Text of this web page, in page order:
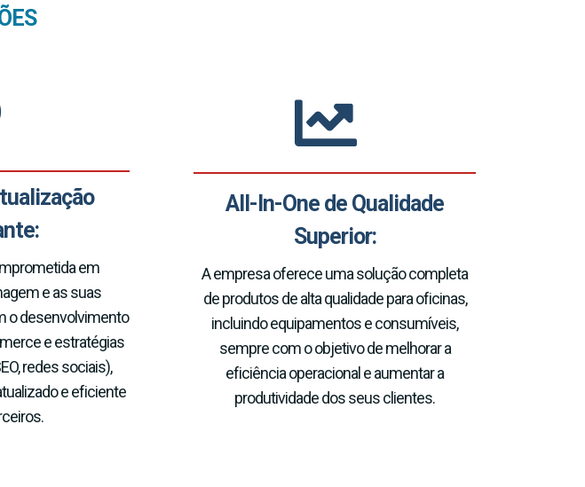
em
e as suas
o desenvolvimento
e estratégias
redes sociais),
e eficiente
All-In-One de Qualidade
Superior:
A empresa oferece uma solução completa
de produtos de alta qualidade para oficinas,
incluindo equipamentos e consumíveis,
sempre com o objetivo de melhorar a
eficiência operacional e aumentar a
produtividade dos seus clientes.